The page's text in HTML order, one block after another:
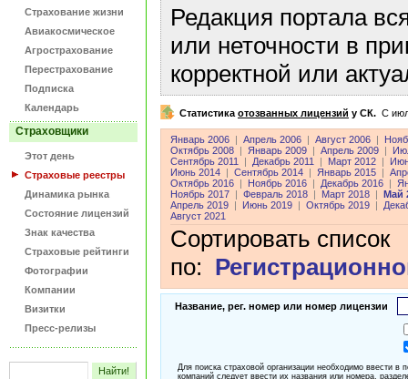
Страхование жизни
Авиакосмическое
Агрострахование
Перестрахование
Подписка
Календарь
Страховщики
Этот день
Страховые реестры
Динамика рынка
Состояние лицензий
Знак качества
Страховые рейтинги
Фотографии
Компании
Визитки
Пресс-релизы
Редакция портала
или неточности в
корректной или
Статистика отозванных лицензий у СК. C
Январь 2006 Апрель 2006 Август 2006
Октябрь 2008
Январь 2009 Апрель 2009
Сентябрь 2011
Декабрь 2011 Март 2012
Июнь 2014
Сентябрь 2014 Январь 2015
Октябрь 2016
Ноябрь 2016 Декабрь 2016
Ноябрь 2017
Февраль 2018 Март 2018
Май
Апрель 2019
Июнь 2019 Октябрь 2019
Август 2021
Сортировать список
по:
Название, рег. номер или номер лицензии
Для поиска страховой организации необходимо ввести
компаний следует ввести их названия или номера,